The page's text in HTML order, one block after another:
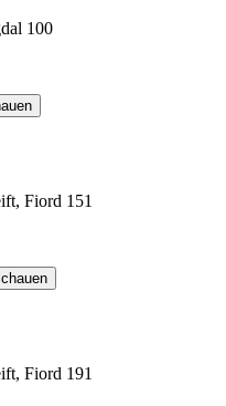
100
Fiord 151
Fiord 191